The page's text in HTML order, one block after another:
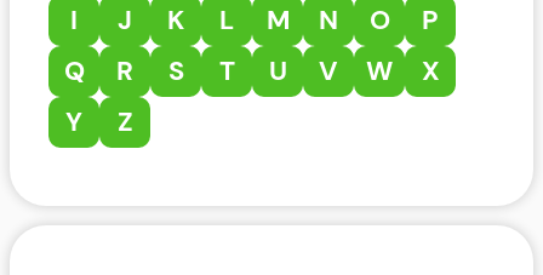
I
J K L M N O
P
Q
R S T U V W
X
Y
Z